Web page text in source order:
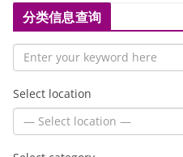
分类信息查询
Select location